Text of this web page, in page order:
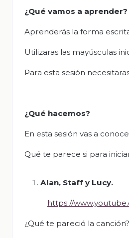
¿Qué vamos a aprender?
Aprenderás la forma
Utilizaras las mayúsculas
Para esta sesión
¿Qué hacemos?
En esta sesión vas a
Qué te parece si para
Alan, Staff y Lucy.
https://
¿Qué te pareció la canción?